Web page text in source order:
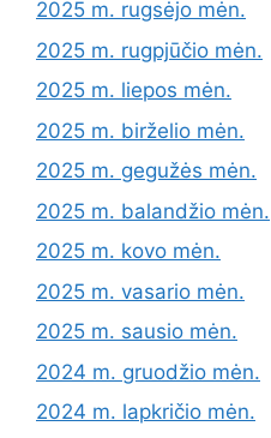
2025 m. rugsėjo mėn.
2025 m. rugpjūčio mėn.
2025 m. liepos mėn.
2025 m. birželio mėn.
2025 m. gegužės mėn.
2025 m. balandžio mėn.
2025 m. kovo mėn.
2025 m. vasario mėn.
2025 m. sausio mėn.
2024 m. gruodžio mėn.
2024 m. lapkričio mėn.